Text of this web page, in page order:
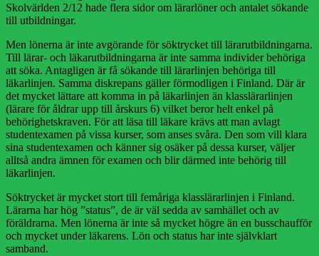
Skolvärlden 2/12 hade flera sidor om lärarlöner och antalet sökande
till utbildningar.
Men lönerna är inte avgörande för söktrycket till lärarutbildningarna.
Till lärar- och läkarutbildningarna är inte samma individer behöriga
att söka. Antagligen är få sökande till lärarlinjen behöriga till
läkarlinjen. Samma diskrepans gäller förmodligen i Finland. Där är
det mycket lättare att komma in på läkarlinjen än klasslärarlinjen
(lärare för åldrar upp till årskurs 6) vilket beror helt enkel på
behörighetskraven. För att läsa till läkare krävs att man avlagt
studentexamen på vissa kurser, som anses svåra. Den som vill klara
sina studentexamen och känner sig osäker på dessa kurser, väljer
alltså andra ämnen för examen och blir därmed inte behörig till
läkarlinjen.
Söktrycket är mycket stort till femåriga klasslärarlinjen i Finland.
Lärarna har hög ”status”, de är väl sedda av samhället och av
föräldrarna. Men lönerna är inte så mycket högre än en busschaufför
och mycket under läkarens. Lön och status har inte självklart
samband.